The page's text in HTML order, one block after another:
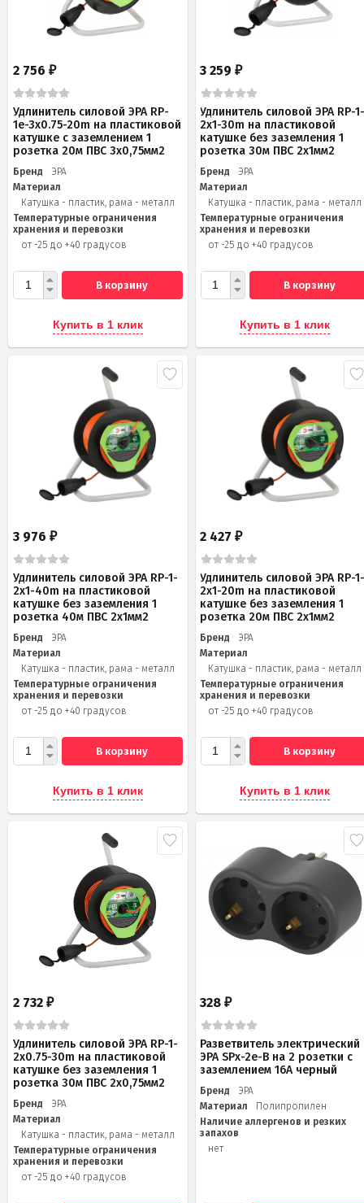
2 756 ₽
Удлинитель силовой ЭРА RP-
1e-3х0.75-20m на пластиковой
катушке c заземлением 1
розетка 20м ПВС 3х0,75мм2
Бренд
ЭРА
Материал
Катушка - пластик, рама - металл
Температурные ограничения
хранения и перевозки
от -25 до +40 градусов
В корзину
Купить в 1 клик
3 259₽
Удлинитель силовой ЭРА RP-
2x1-30m на пластиковой
катушке без заземления 1
розетка 30м ПВС 2x1мм2
Бренд
ЭРА
Материал
Катушка - пластик, рама - металл
Температурные ограничения
хранения и перевозки
от -25 до +40 градусов
В корзину
Купить в 1 клик
3 976 ₽
Удлинитель силовой ЭРА RP-1-
2x1-40m на пластиковой
катушке без заземления 1
розетка 40м ПВС 2x1мм2
Бренд
ЭРА
Материал
Катушка - пластик, рама - металл
Температурные ограничения
хранения и перевозки
от -25 до +40 градусов
В корзину
Купить в 1 клик
2 427₽
Удлинитель силовой ЭРА RP-
2x1-20m на пластиковой
катушке без заземления 1
розетка 20м ПВС 2х1мм2
Бренд
ЭРА
Материал
Катушка - пластик, рама - металл
Температурные ограничения
хранения и перевозки
от -25 до +40 градусов
В корзину
Купить в 1 клик
2 732 ₽
Удлинитель силовой ЭРА RP-1-
2x0.75-30m на пластиковой
катушке без заземления 1
розетка 30м ПВС 2х0,75мм2
Бренд
ЭРА
Материал
Катушка - пластик, рама - металл
Температурные ограничения
хранения и перевозки
от -25 до +40 градусов
328₽
Разветвитель электрический
ЭРА SPx-2e-B на 2 розетки с
заземлением 16А черный
Бренд
ЭРА
Материал
Полипропилен
Наличие аллергенов и резких
запахов
нет